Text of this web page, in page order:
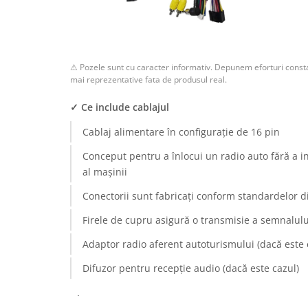
Rame adaptoare Isuzu
Rame adaptoare Subaru
Rame adaptoare Iveco
Rame adaptoare Smart
Rame adaptoare Land Rover
Rame adaptoare Ssangyong
Rame adaptoare Hummer
Camere marșarier auto
⚠ Pozele sunt cu caracter informativ. Depunem eforturi
mai reprezentative fata de produsul real.
✓ Ce include cablajul
Cablaj alimentare în configurație de 16 pin
Conceput pentru a înlocui un radio auto fără a
al mașinii
Conectorii sunt fabricați conform standardelor
Firele de cupru asigură o transmisie a
Adaptor radio aferent autoturismului (dacă este
Difuzor pentru recepție audio (dacă este cazul)